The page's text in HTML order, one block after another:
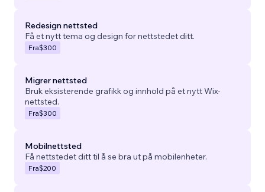
Redesign nettsted
Få et nytt tema og design for nettstedet ditt.
Fra$300
Migrer nettsted
Bruk eksisterende grafikk og innhold på et nytt Wix-
nettsted.
Fra$300
Mobilnettsted
Få nettstedet ditt til å se bra ut på mobilenheter.
Fra$200